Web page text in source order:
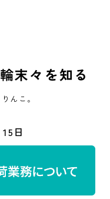
末々を知る
りんこ。
日